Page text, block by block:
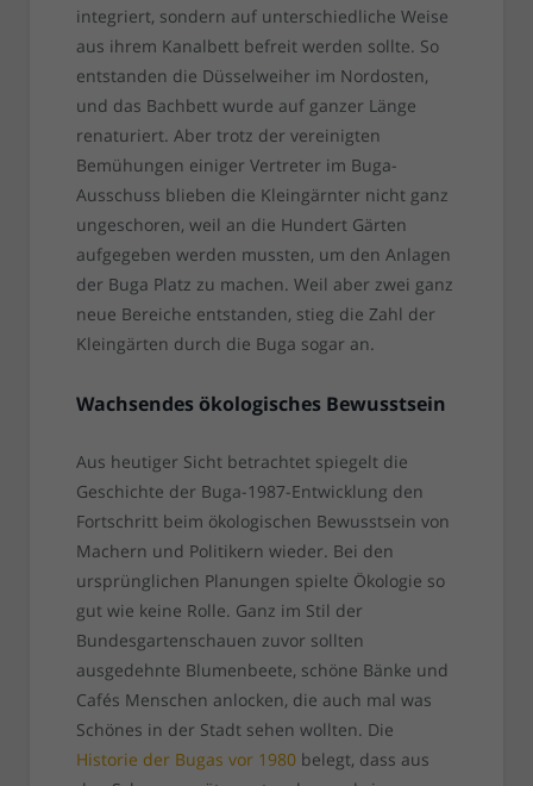
integriert, sondern auf unterschiedliche Weise
aus ihrem Kanalbett befreit werden sollte. So
entstanden die Düsselweiher im Nordosten,
und das Bachbett wurde auf ganzer Länge
renaturiert. Aber trotz der vereinigten
Bemühungen einiger Vertreter im Buga-
Ausschuss blieben die Kleingärnter nicht ganz
ungeschoren, weil an die Hundert Gärten
aufgegeben werden mussten, um den Anlagen
der Buga Platz zu machen. Weil aber zwei ganz
neue Bereiche entstanden, stieg die Zahl der
Kleingärten durch die Buga sogar an.
Wachsendes ökologisches Bewusstsein
Aus heutiger Sicht betrachtet spiegelt die
Geschichte der Buga-1987-Entwicklung den
Fortschritt beim ökologischen Bewusstsein von
Machern und Politikern wieder. Bei den
ursprünglichen Planungen spielte Ökologie so
gut wie keine Rolle. Ganz im Stil der
Bundesgartenschauen zuvor sollten
ausgedehnte Blumenbeete, schöne Bänke und
Cafés Menschen anlocken, die auch mal was
Schönes in der Stadt sehen wollten. Die
Historie der Bugas vor 1980belegt, dass aus